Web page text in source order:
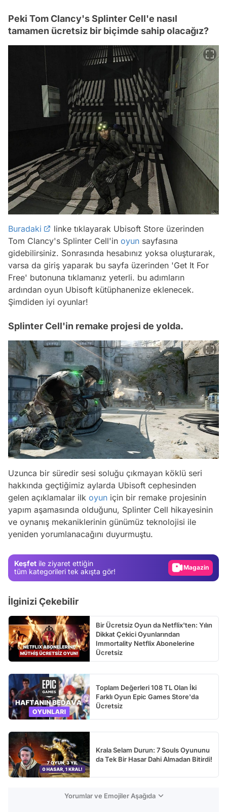
Peki Tom Clancy's Splinter Cell'e nasıl
tamamen ücretsiz bir biçimde sahip olacağız?
Buradaki
linke tıklayarak Ubisoft Store üzerinden
Tom Clancy's Splinter Cell'in oyun sayfasına
gidebilirsiniz. Sonrasında hesabınız yoksa oluşturarak,
varsa da giriş yaparak bu sayfa üzerinden 'Get It For
Free' butonuna tıklamanız yeterli. bu adımların
ardından oyun Ubisoft kütüphanenize eklenecek.
Şimdiden iyi oyunlar!
Splinter Cell'in remake projesi de yolda.
Uzunca bir süredir sesi soluğu çıkmayan köklü seri
hakkında geçtiğimiz aylarda Ubisoft cephesinden
gelen açıklamalar ilk oyun için bir remake projesinin
yapım aşamasında olduğunu, Splinter Cell hikayesinin
ve oynanış mekaniklerinin günümüz teknolojisi ile
yeniden yorumlanacağını duyurmuştu.
Keşfet ile ziyaret ettiğin
tüm kategorileri tek akışta gör!
Video
Video
İlginizi Çekebilir
Bir Ücretsiz Oyun da Netflix'ten: Yılın
Dikkat Çekici Oyunlarından
Immortality Netflix Abonelerine
Ücretsiz
Toplam Değerleri 108 TL Olan İki
Farklı Oyun Epic Games Store'da
Ücretsiz
Krala Selam Durun: 7 Souls Oyununu
da Tek Bir Hasar Dahi Almadan Bitirdi!
Yorumlar ve Emojiler Aşağıda